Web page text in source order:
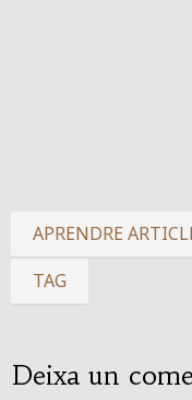
APRENDRE
TAG
Deixa un